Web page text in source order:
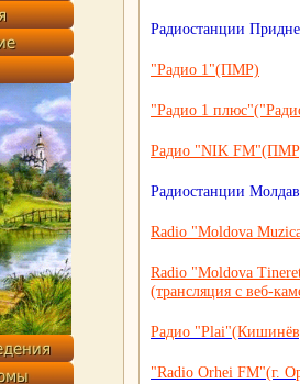
Радиостанции
"Радио 1"(ПМР)
"Радио 1
Радио "NIK
Радиостанции
Radio "Moldova
Radio "Moldova
(трансляция с веб-
Радио
"Radio Orhei FM"(г.